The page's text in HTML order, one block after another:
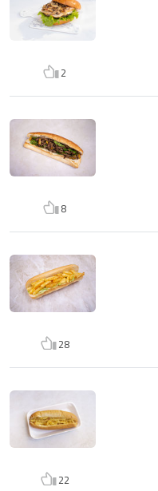
2
8
28
22